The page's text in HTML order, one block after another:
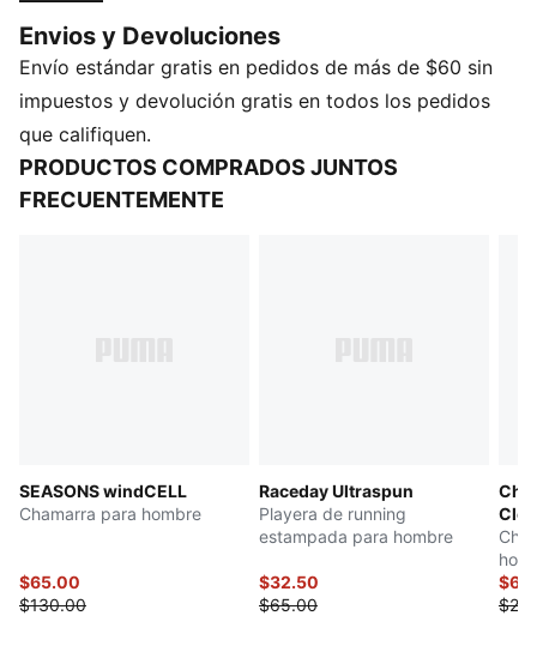
duraderas y se ajustan bien para brindar una pisada
suave. PUMAGRIP ofrece tracción multisuperficie,
desde la cinta de correr hasta la pista.
CARACTERÍSTICAS + BENEFICIOS
NITRO: espuma avanzada inyectada con nitrógeno
que proporciona una capacidad de respuesta y
amortiguación superiores con una ligereza extrema
Tipo de corredor: frecuente
Envios y Devoluciones
Envío estándar gratis en pedidos de más de $60 sin
impuestos y devolución gratis en todos los pedidos
que califiquen.
PRODUCTOS COMPRADOS JUNTOS
FRECUENTEMENTE
SEASONS windCELL
Chamarra para hombre
$65.00
$130.00
Raceday Ultraspun
Playera de running
estampada para hombre
$32.50
$65.00